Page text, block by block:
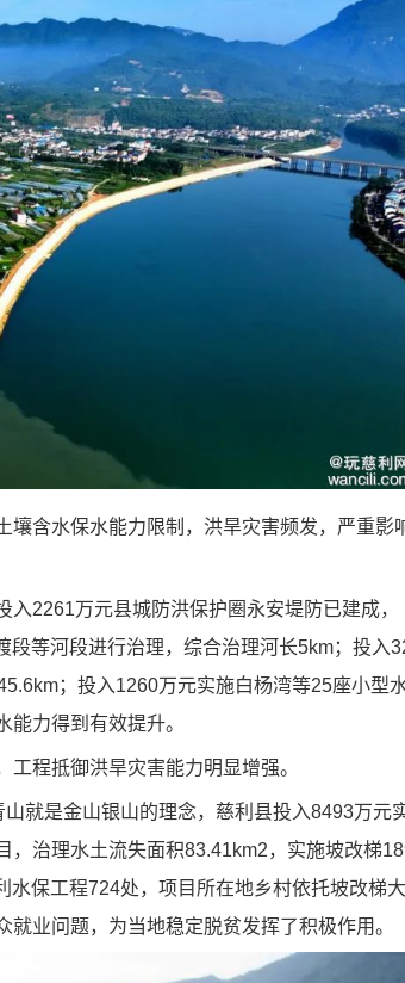
含水保水能力限制，洪旱灾害频发，严重影
2261万元县城防洪保护圈永安堤防已建成，
等河段进行治理，综合治理河长5km；投入
；投入1260万元实施白杨湾等25座小型
力得到有效提升。
程抵御洪旱灾害能力明显增强。
就是金山银山的理念，慈利县投入8493万元
，治理水土流失面积83.41km2，实施坡改梯
保工程724处，项目所在地乡村依托坡改梯大
业问题，为当地稳定脱贫发挥了积极作用。